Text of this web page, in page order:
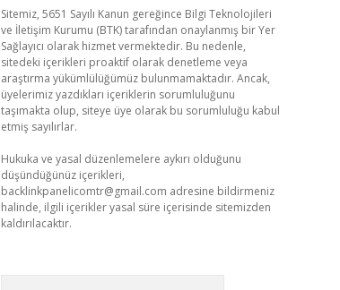
Sitemiz, 5651 Sayılı Kanun gereğince Bilgi Teknolojileri
ve İletişim Kurumu (BTK) tarafından onaylanmış bir Yer
Sağlayıcı olarak hizmet vermektedir. Bu nedenle,
sitedeki içerikleri proaktif olarak denetleme veya
araştırma yükümlülüğümüz bulunmamaktadır. Ancak,
üyelerimiz yazdıkları içeriklerin sorumluluğunu
taşımakta olup, siteye üye olarak bu sorumluluğu kabul
etmiş sayılırlar.
Hukuka ve yasal düzenlemelere aykırı olduğunu
düşündüğünüz içerikleri,
backlinkpanelicomtr@gmail.com adresine bildirmeniz
halinde, ilgili içerikler yasal süre içerisinde sitemizden
kaldırılacaktır.